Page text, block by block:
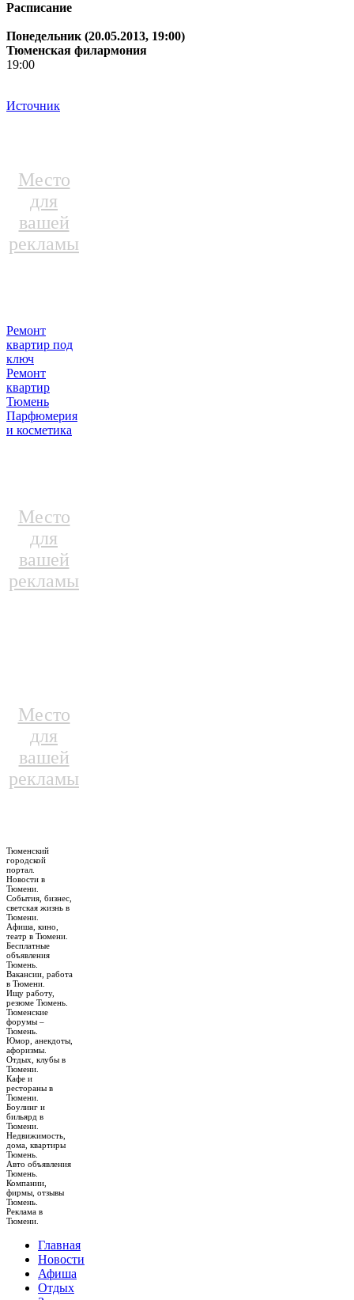
Расписание
Понедельник (20.05.2013, 19:00)
Тюменская филармония
19:00
Источник
Место
для
вашей
рекламы
Ремонт
квартир под
ключ
Ремонт
квартир
Тюмень
Парфюмерия
и косметика
Место
для
вашей
рекламы
Место
для
вашей
рекламы
Тюменский
городской
портал.
Новости в
Тюмени.
События, бизнес,
светская жизнь в
Тюмени.
Афиша, кино,
театр в Тюмени.
Бесплатные
объявления
Тюмень.
Вакансии, работа
в Тюмени.
Ищу работу,
резюме Тюмень.
Тюменские
форумы –
Тюмень.
Юмор, анекдоты,
афоризмы.
Отдых, клубы в
Тюмени.
Кафе и
рестораны в
Тюмени.
Боулинг и
бильярд в
Тюмени.
Недвижимость,
дома, квартиры
Тюмень.
Авто объявления
Тюмень.
Компании,
фирмы, отзывы
Тюмень.
Реклама в
Тюмени.
Главная
Новости
Афиша
Отдых